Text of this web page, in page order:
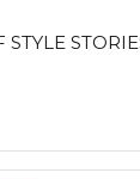
STYLE